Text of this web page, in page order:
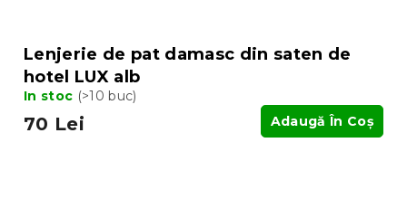
Lenjerie de pat damasc din saten de
hotel LUX alb
In stoc (>10 buc)
70 Lei Adaugă În Coş